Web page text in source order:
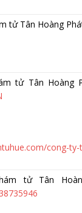
tử Tân Hoàng
tử Tân Hoàng
cong-
tử Tân